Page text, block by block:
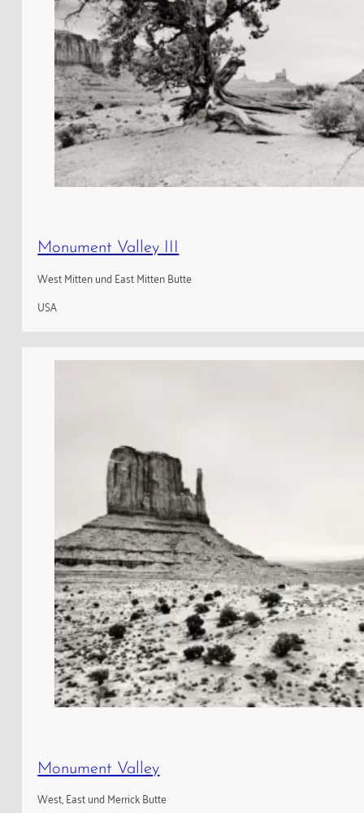
Monument Valley III
West Mitten und East Mitten Butte
USA
Monument Valley
West, East und Merrick Butte